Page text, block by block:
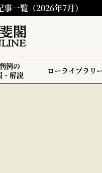
一覧（2026年7月）
例の
・解説
ローライブラリ